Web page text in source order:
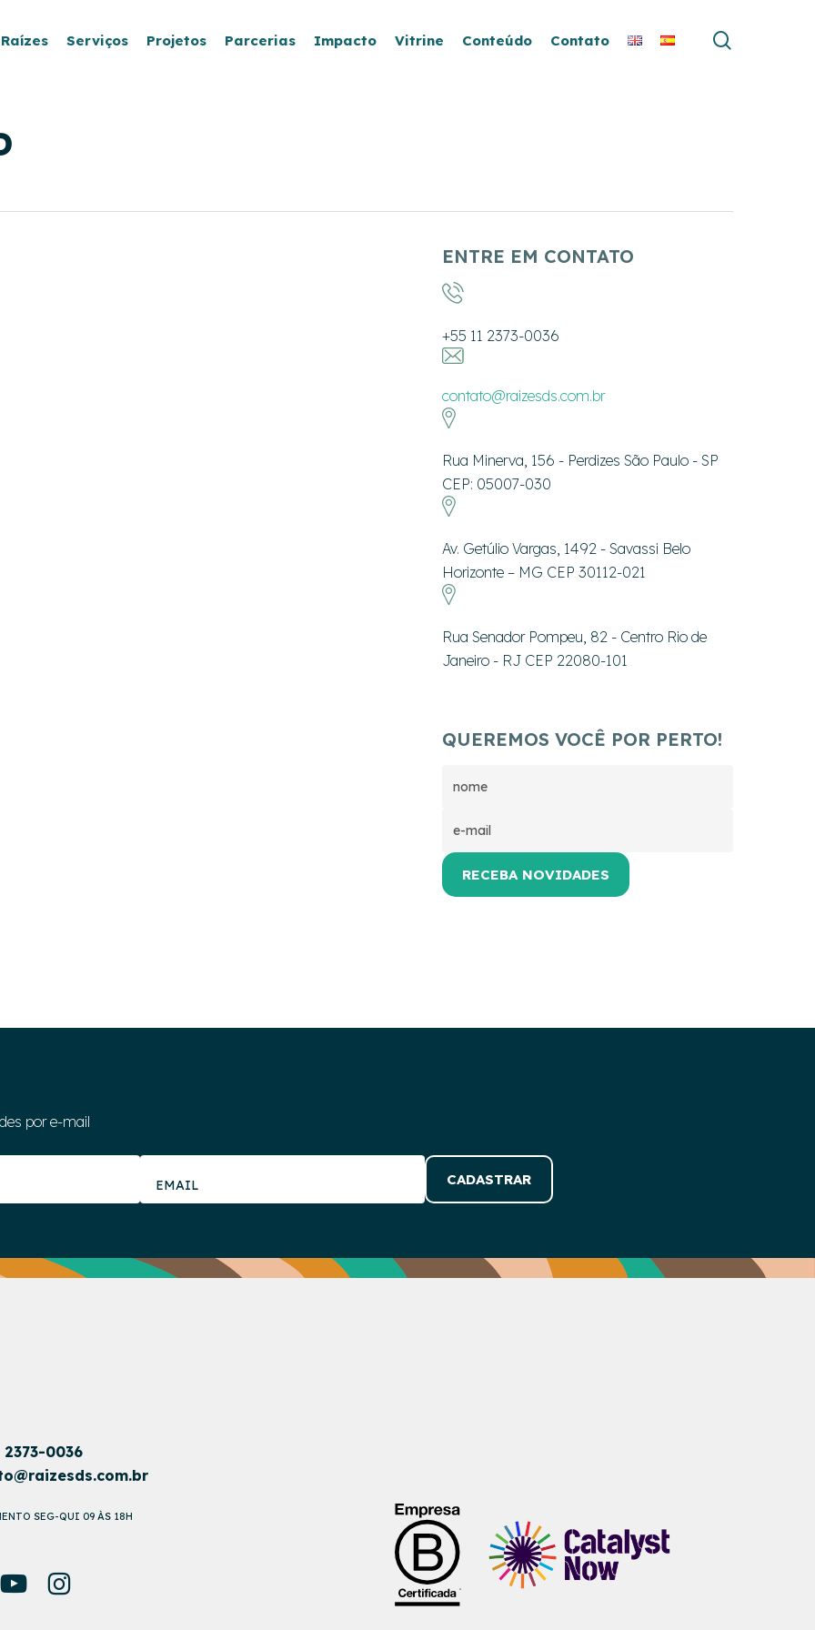
Serviços Projetos Parcerias Impacto Vitrine Conteúdo Contato
ENTRE EM CONTATO
+55 11 2373-0036
contato@raizesds.com.br
Rua Minerva, 156 - Perdizes São Paulo - SP
CEP: 05007-030
Av. Getúlio Vargas, 1492 - Savassi Belo
Horizonte – MG CEP 30112-021
Rua Senador Pompeu, 82 - Centro Rio de
Janeiro - RJ CEP 22080-101
QUEREMOS VOCÊ POR PERTO!
por e-mail
2373-0036
SEG-QUI 09 ÀS 18H